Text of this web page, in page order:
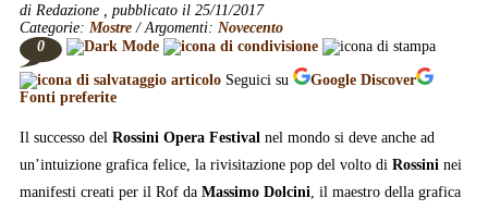
di Redazione , pubblicato il 25/11/2017
Categorie: Mostre/ Argomenti: Novecento
0
Seguici su Google Discover
Fonti preferite
Il successo del Rossini Opera Festivalnel mondo si deve anche ad
un’intuizione grafica felice, la rivisitazione pop del volto di Rossininei
manifesti creati per il Rof da Massimo Dolcini, il maestro della grafica